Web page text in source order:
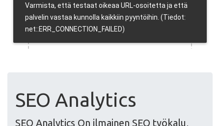
SEO Analytics
SEO Analytics On ilmainen SEO työkalu,